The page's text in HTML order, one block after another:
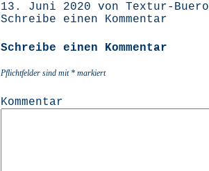
13. Juni 2020 von Textur-Buero
Schreibe einen Kommentar
Schreibe einen Kommentar
Pflichtfelder sind mit * markiert
Kommentar